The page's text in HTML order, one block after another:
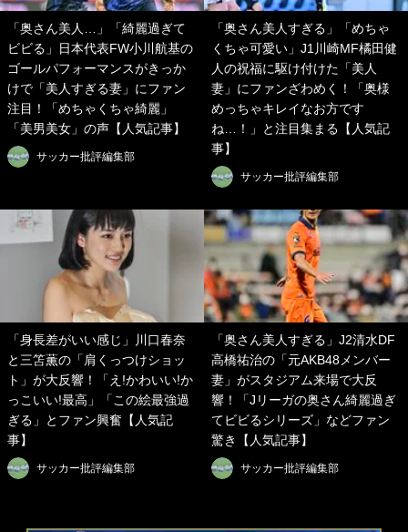
「奥さん美人…」「綺麗過ぎて
ビビる」日本代表FW小川航基の
ゴールパフォーマンスがきっか
けで「美人すぎる妻」にファン
注目！「めちゃくちゃ綺麗」
「美男美女」の声【人気記事】
サッカー批評編集部
「奥さん美人すぎる」「めちゃ
くちゃ可愛い」J1川崎MF橘田健
人の祝福に駆け付けた「美人
妻」にファンざわめく！「奥様
めっちゃキレイなお方です
ね…！」と注目集まる【人気記
事】
サッカー批評編集部
「身長差がいい感じ」川口春奈
と三笘薫の「肩くっつけショッ
ト」が大反響！「え!かわいい!か
っこいい!最高」「この絵最強過
ぎる」とファン興奮【人気記
事】
サッカー批評編集部
「奥さん美人すぎる」J2清水DF
高橋祐治の「元AKB48メンバー
妻」がスタジアム来場で大反
響！「Jリーガの奥さん綺麗過ぎ
てビビるシリーズ」などファン
驚き【人気記事】
サッカー批評編集部